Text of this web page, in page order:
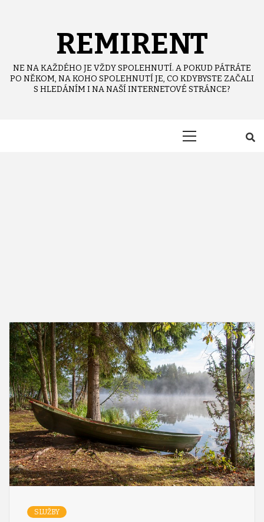
REMIRENT
NE NA KAŽDÉHO JE VŽDY SPOLEHNUTÍ. A POKUD PÁTRÁTE
PO NĚKOM, NA KOHO SPOLEHNUTÍ JE, CO KDYBYSTE ZAČALI
S HLEDÁNÍM I NA NAŠÍ INTERNETOVÉ STRÁNCE?
SLUŽBY